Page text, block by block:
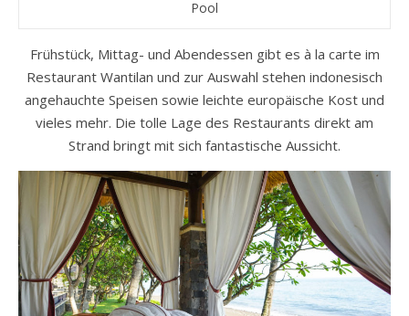
Pool
Frühstück, Mittag- und Abendessen gibt es à la carte im
Restaurant Wantilan und zur Auswahl stehen indonesisch
angehauchte Speisen sowie leichte europäische Kost und
vieles mehr. Die tolle Lage des Restaurants direkt am
Strand bringt mit sich fantastische Aussicht.